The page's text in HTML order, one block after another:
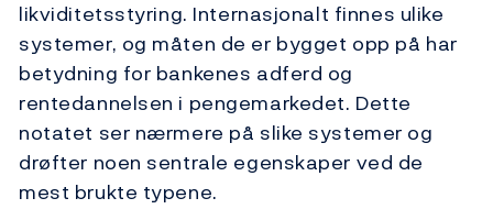
likviditetsstyring. Internasjonalt finnes ulike
systemer, og måten de er bygget opp på har
betydning for bankenes adferd og
rentedannelsen i pengemarkedet. Dette
notatet ser nærmere på slike systemer og
drøfter noen sentrale egenskaper ved de
mest brukte typene.